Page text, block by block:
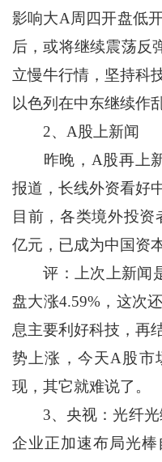
影响大A周四开盘低
后，或将继续震荡反
立慢牛行情，坚持科
以色列在中东继续作
2、A股上新闻
昨晚，A股再上新
报道，长线外资看好
目前，各类境外投
亿元，已成为中国资
评：上次上新闻是
盘大涨4.59%，这次
息主要利好科技，再
势上涨，今天A股市
现，其它就难说了。
3、央视：光纤光
企业正加速布局光